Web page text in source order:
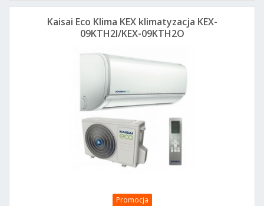
Promocja
Kaisai Eco Klima KEX klimatyzacja KEX-
09KTH2I/KEX-09KTH2O